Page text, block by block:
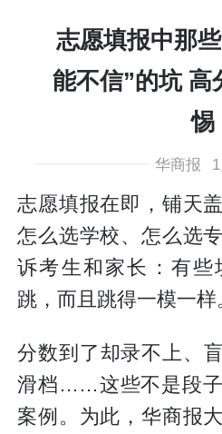
志愿填报中那
能不信”的坑 高
惕
华商报
志愿填报在即，铺天
怎么选学校、怎么选
诉考生和家长：有些
跳，而且跳得一模一样
分数到了却录不上、
滑档……这些不是段
案例。为此，华商报